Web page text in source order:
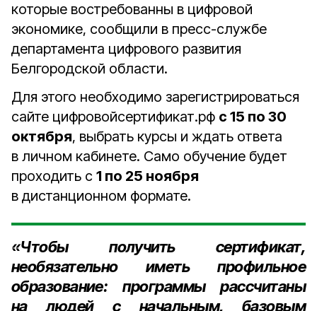
которые востребованны в цифровой
экономике, сообщили в пресс-службе
департамента цифрового развития
Белгородской области.
Для этого необходимо зарегистрироваться
сайте цифровойсертификат.рф с 15 по 30
октября, выбрать курсы и ждать ответа
в личном кабинете. Само обучение будет
проходить с 1 по 25 ноября
в дистанционном формате.
«Чтобы получить сертификат,
необязательно иметь профильное
образование: программы рассчитаны
на людей с начальным, базовым